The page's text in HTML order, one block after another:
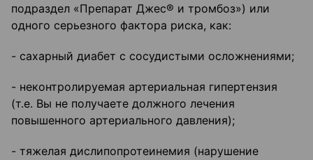
подраздел «Препарат Джес® и тромбоз») или
одного серьезного фактора риска, как:
- сахарный диабет с сосудистыми осложнениями;
- неконтролируемая артериальная гипертензия
(т.е. Вы не получаете должного лечения
повышенного артериального давления);
- тяжелая дислипопротеинемия (нарушение